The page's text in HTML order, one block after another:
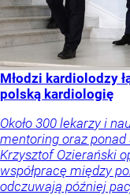
Młodzi kardiolodzy
polską kardiologię
Około 300 lekarzy i
mentoring oraz
Krzysztof Ozierański
współpracę między
odczuwają później